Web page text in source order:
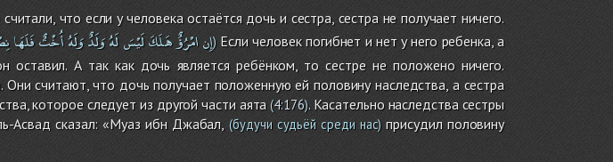
что если у человека остаётся дочь и сестра, сестра не получает ничего.
إِنامْرُؤٌهَلَكَلَيْسَلَهُوَلَدٌوَلَهُأُخْتٌفَلَهَا )Если человек погибнет и нет у него ребенка, а
оставил. А так как дочь является ребёнком, то сестре не положено ничего.
считают, что дочь получает положенную ей половину наследства, а сестра
которое следует из другой части аята (4:176). Касательно наследства сестры
Асвад сказал: «Муаз ибн Джабал, (будучи судьёй среди нас) присудил половину